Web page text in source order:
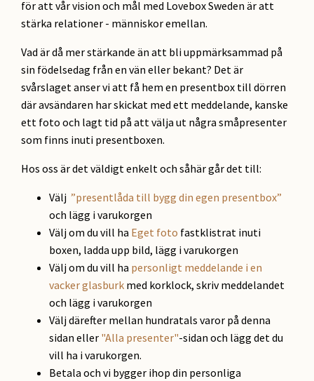
för att vår vision och mål med Lovebox Sweden är att
stärka relationer - människor emellan.
Vad är då mer stärkande än att bli uppmärksammad på
sin födelsedag från en vän eller bekant? Det är
svårslaget anser vi att få hem en presentbox till dörren
där avsändaren har skickat med ett meddelande, kanske
ett foto och lagt tid på att välja ut några småpresenter
som finns inuti presentboxen.
Hos oss är det väldigt enkelt och såhär går det till:
Välj ”presentlåda till bygg din egen presentbox”
och lägg i varukorgen
Välj om du vill ha Eget foto fastklistrat inuti
boxen, ladda upp bild, lägg i varukorgen
Välj om du vill ha personligt meddelande i en
vacker glasburk med korklock, skriv meddelandet
och lägg i varukorgen
Välj därefter mellan hundratals varor på denna
sidan eller "Alla presenter"-sidan och lägg det du
vill ha i varukorgen.
Betala och vi bygger ihop din personliga